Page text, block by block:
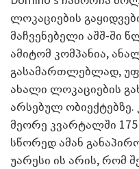
ლოკაციების
მაჩვენებელი აშშ-ში
ამიტომ კომპანია,
გასამართლებლად,
ახალი ლოკაციების
არსებულ ობიექტებზე.
მეორე კვარტალში
სწორედ ამან
უარესი ის არის, რომ